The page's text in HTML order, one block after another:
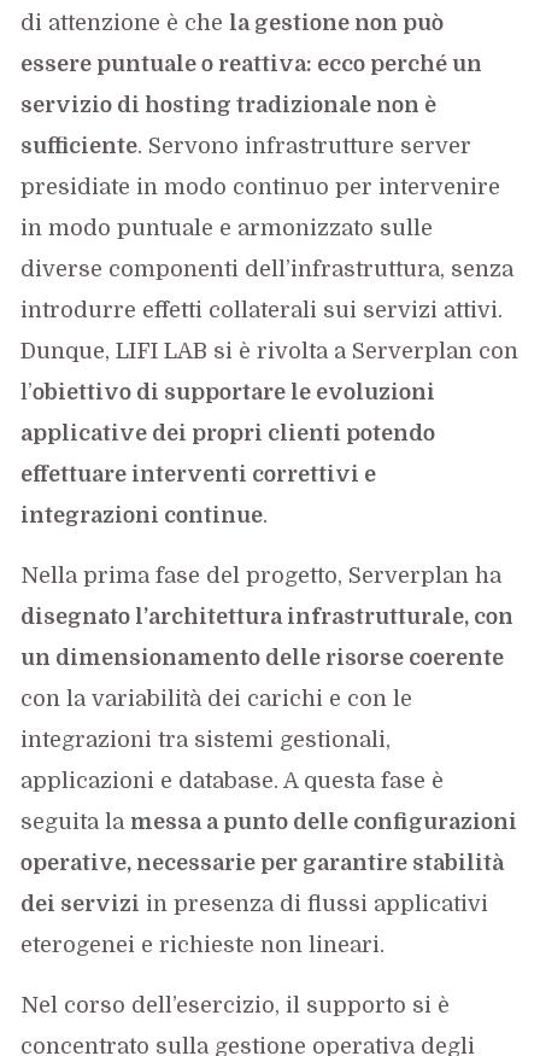
di attenzione è che la gestione non può
essere puntuale o reattiva: ecco perché un
servizio di hosting tradizionale non è
sufficiente. Servono infrastrutture server
presidiate in modo continuo per intervenire
in modo puntuale e armonizzato sulle
diverse componenti dell’infrastruttura, senza
introdurre effetti collaterali sui servizi attivi.
Dunque, LIFI LAB si è rivolta a Serverplan con
l’obiettivo di supportare le evoluzioni
applicative dei propri clienti potendo
effettuare interventi correttivi e
integrazioni continue.
Nella prima fase del progetto, Serverplan ha
disegnato l’architettura infrastrutturale, con
un dimensionamento delle risorse coerente
con la variabilità dei carichi e con le
integrazioni tra sistemi gestionali,
applicazioni e database. A questa fase è
seguita la messa a punto delle configurazioni
operative, necessarie per garantire stabilità
dei servizi in presenza di flussi applicativi
eterogenei e richieste non lineari.
Nel corso dell’esercizio, il supporto si è
concentrato sulla gestione operativa degli